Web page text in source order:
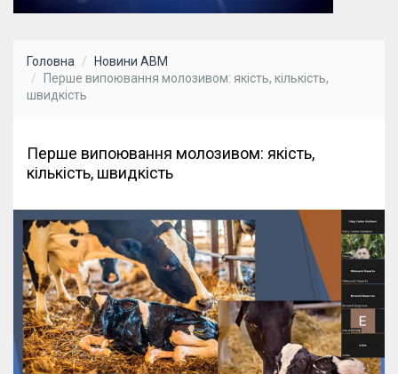
Головна
Новини АВМ
Перше випоювання молозивом: якість, кількість,
швидкість
Перше випоювання молозивом: якість,
кількість, швидкість